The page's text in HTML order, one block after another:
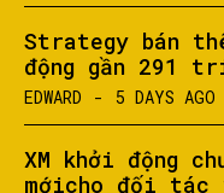
Strategy bán
động gần 291
EDWARD - 5 DAYS AGO
XM khởi động
mớicho đối